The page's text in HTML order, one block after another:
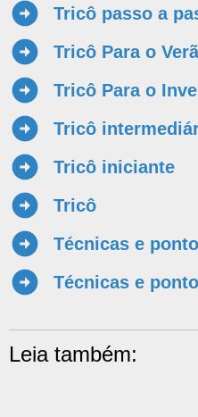
Tricô passo a
Tricô Para o
Tricô Para o
Tricô
Tricô iniciante
Tricô
Técnicas e
Técnicas e
Leia também: